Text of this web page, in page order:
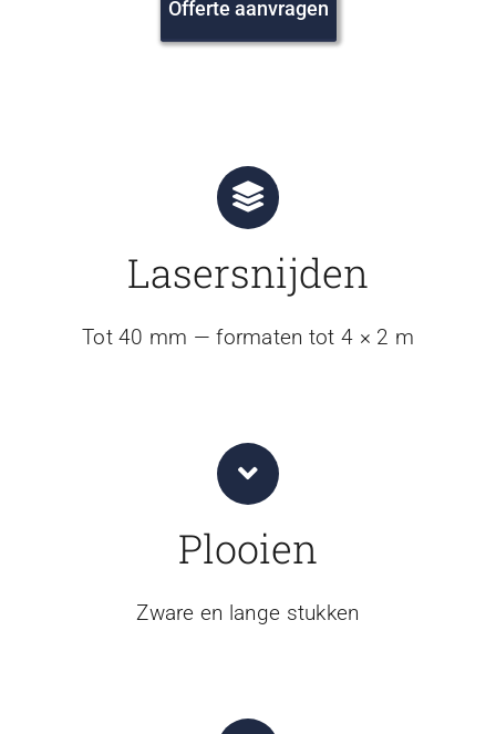
Offerte aanvragen
Lasersnijden
Tot 40 mm — formaten tot 4 × 2 m
Plooien
Zware en lange stukken